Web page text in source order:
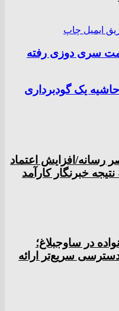
ایمیل چاپ
سری دوزی رفته
رسانه/افزایش اعتماد
خبرنگار کارآمد
در ساوجبلاغ؛
سریع‌تر ارائه